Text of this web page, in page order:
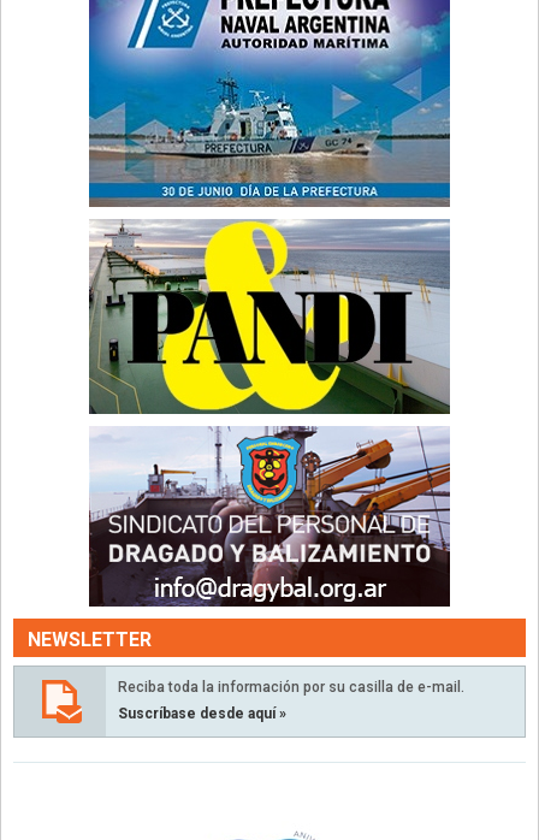
NEWSLETTER
Reciba toda la información por su casilla de e-mail.
Suscríbase desde aquí »